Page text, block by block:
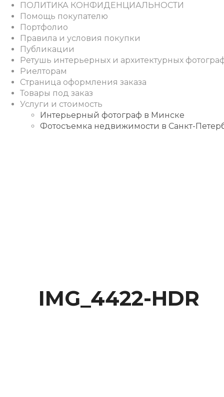
ПОЛИТИКА КОНФИДЕНЦИАЛЬНОСТИ
Помощь покупателю
Портфолио
Правила и условия покупки
Публикации
Ретушь интерьерных и архитектурных
Риелторам
Страница оформления заказа
Товары под заказ
Услуги и стоимость
Интерьерный фотограф в Минске
Фотосъемка недвижимости в Санкт-
IMG_4422-HDR